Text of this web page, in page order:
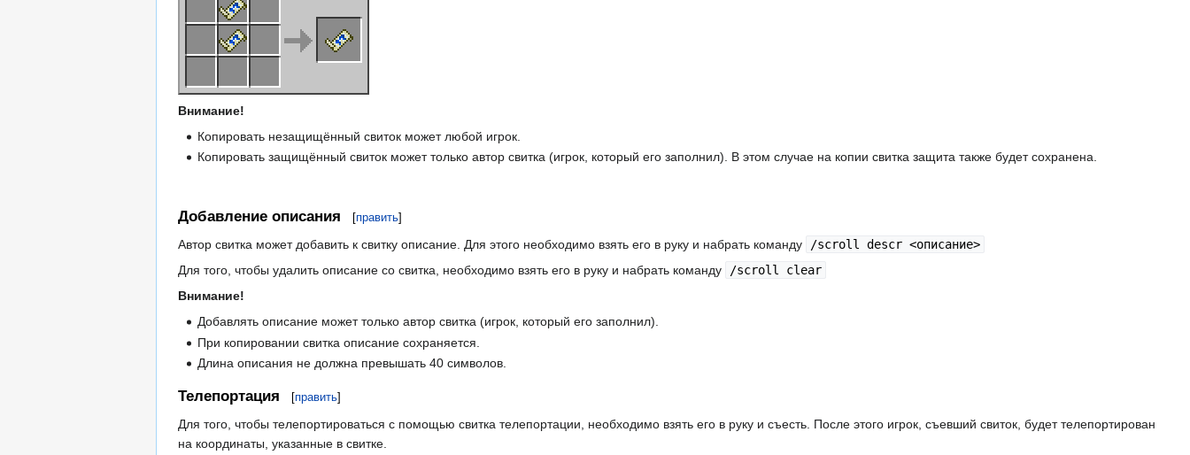
Внимание!
Копировать незащищённый свиток может любой игрок.
Копировать защищённый свиток может только автор свитка (игрок, который его заполнил). В этом случае на копии свитка защита также будет сохранена.
Добавление описания [править]
Автор свитка может добавить к свитку описание. Для этого необходимо взять его в руку и набрать команду
/scroll descr <описание>
Для того, чтобы удалить описание со свитка, необходимо взять его в руку и набрать команду
/scroll clear
Внимание!
Добавлять описание может только автор свитка (игрок, который его заполнил).
При копировании свитка описание сохраняется.
Длина описания не должна превышать 40 символов.
Телепортация [править]
Для того, чтобы телепортироваться с помощью свитка телепортации, необходимо взять его в руку и съесть. После этого игрок, съевший свиток, будет телепортирован
на координаты, указанные в свитке.